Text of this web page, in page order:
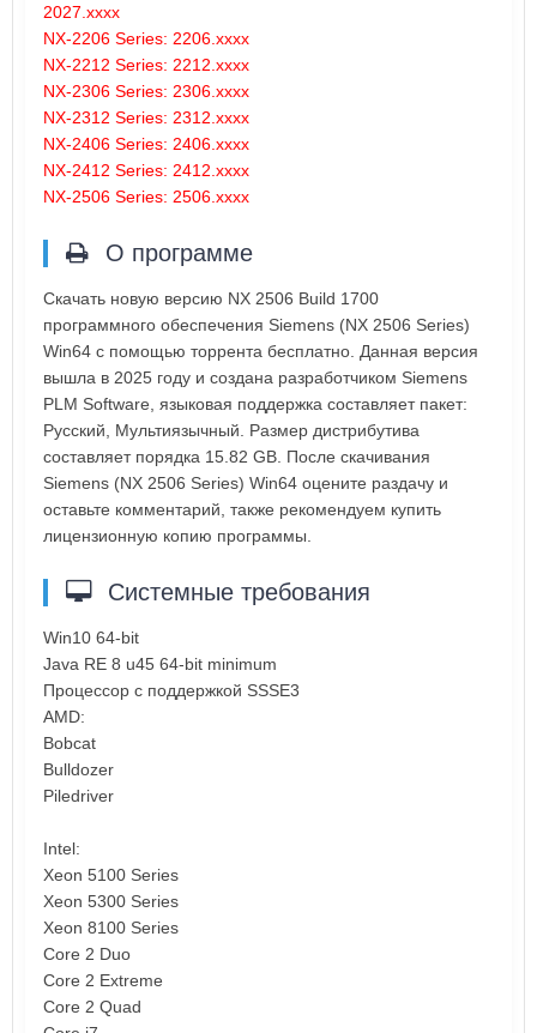
2027.xxxx
NX-2206 Series: 2206.xxxx
NX-2212 Series: 2212.xxxx
NX-2306 Series: 2306.xxxx
NX-2312 Series: 2312.xxxx
NX-2406 Series: 2406.xxxx
NX-2412 Series: 2412.xxxx
NX-2506 Series: 2506.xxxx
О программе
Скачать новую версию NX 2506 Build 1700
программного обеспечения Siemens (NX 2506 Series)
Win64 с помощью торрента бесплатно. Данная версия
вышла в 2025 году и создана разработчиком Siemens
PLM Software, языковая поддержка составляет пакет:
Русский, Мультиязычный. Размер дистрибутива
составляет порядка 15.82 GB. После скачивания
Siemens (NX 2506 Series) Win64 оцените раздачу и
оставьте комментарий, также рекомендуем купить
лицензионную копию программы.
Системные требования
Win10 64-bit
Java RE 8 u45 64-bit minimum
Процессор с поддержкой SSSE3
AMD:
Bobcat
Bulldozer
Piledriver
Intel:
Xeon 5100 Series
Xeon 5300 Series
Xeon 8100 Series
Core 2 Duo
Core 2 Extreme
Core 2 Quad